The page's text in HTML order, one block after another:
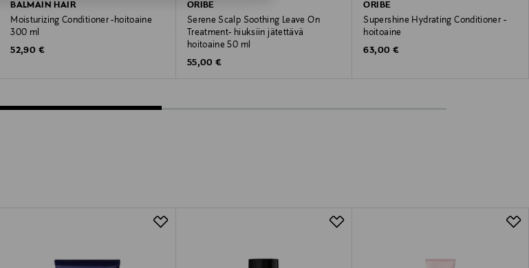
BALMAIN HAIR
Moisturizing Conditioner -hoitoaine
300 ml
Original Price
52,90 €
ORIBE
Serene Scalp Soothing Leave On
Treatment- hiuksiin jätettävä
hoitoaine 50 ml
Original Price
55,00 €
ORIBE
Supershine Hydrating Conditioner -
hoitoaine
Original Price
63,00 €